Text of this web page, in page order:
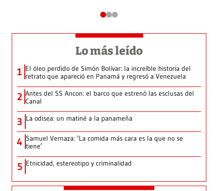
Lo más leído
1 El óleo perdido de Simón Bolívar: la increíble historia del
retrato que apareció en Panamá y regresó a Venezuela
2 Antes del SS Ancon: el barco que estrenó las esclusas del
Canal
3 La odisea: un matiné a la panameña
4 Samuel Vernaza: ‘La comida más cara es la que no se
tiene’
5 Etnicidad, estereotipo y criminalidad